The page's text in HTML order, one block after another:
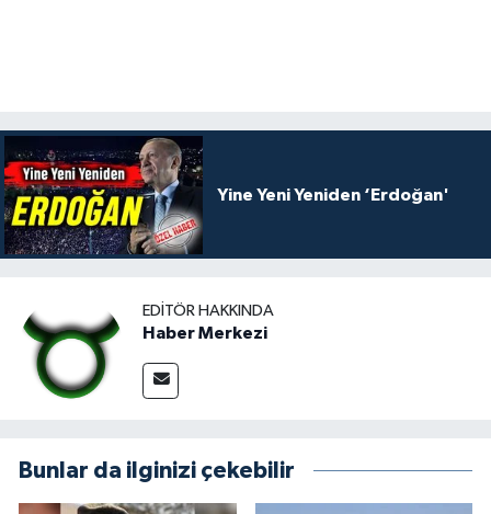
Yine Yeni Yeniden ‘Erdoğan'
EDITÖR HAKKINDA
Haber Merkezi
Bunlar da ilginizi çekebilir